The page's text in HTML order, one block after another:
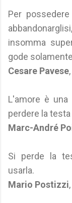
Per
insomma
gode
Cesare Pavese
L'amore è
perdere la
Marc-André
Si perde la
usarla.
Mario Postizzi